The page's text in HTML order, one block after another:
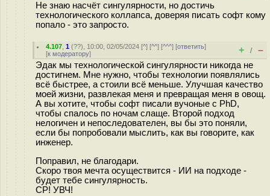
Не знаю насчёт сингулярности, но достичь
технологического коллапса, доверяя писать софт кому
попало - это запросто.
4.107 ,1 (??), 10:00, 02/05/2024 [^] [^^] [^^^] [ответить]
[к модератору] + / –
Эдак мы технологической сингулярности никогда не
достигнем. Мне нужно, чтобы технологии появлялись
всё быстрее, а стоили всё меньше. Улучшая качество
моей жизни, развлекая меня и превращая меня в овощ.
А вы хотите, чтобы софт писали вучоные с PhD,
чтобы спалось по ночам слаще. Второй подход
нелогичен и непоследователен, вы бы это поняли,
если бы попробовали мыслить, как вы говорите, как
инженер.
Поправил, не благодари.
Скоро твоя мечта осуществится - ИИ на подходе -
будет тебе сингулярность.
СР! УВЧ!